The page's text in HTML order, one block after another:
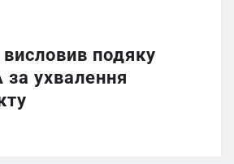
подяку
ухвалення